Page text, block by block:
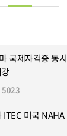
국제자격증 동시
5023
ITEC 미국 NAHA